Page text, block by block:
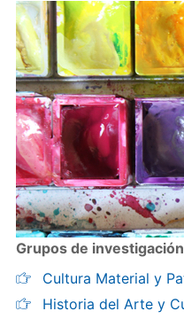
Grupos de investigación
Cultura Material y
Historia del Arte y